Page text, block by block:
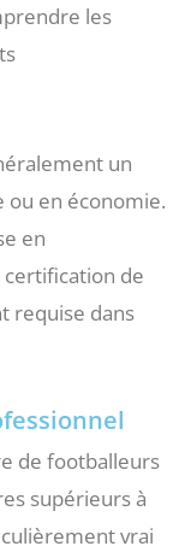
les
un
ou en économie.
en
certification de
requise dans
de footballeurs
supérieurs à
vrai